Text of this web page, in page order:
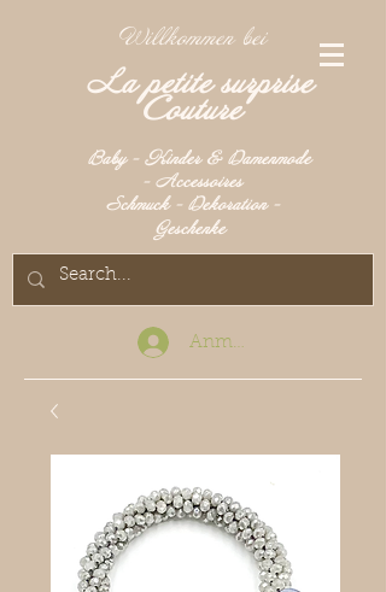
Willkommen bei
La petite surprise
Couture
Baby - Kinder & Damenmode
- Accessoires
Schmuck - Dekoration -
Geschenke
Anmelden